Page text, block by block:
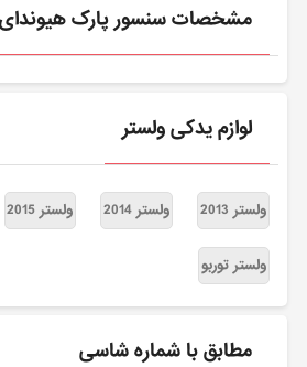
مشخصات سنسور پارک هیوندای
لوازم یدکی ولستر
ولستر 2013 ولستر 2014 ولستر 2015
ولستر توربو
مطابق با شماره شاسی